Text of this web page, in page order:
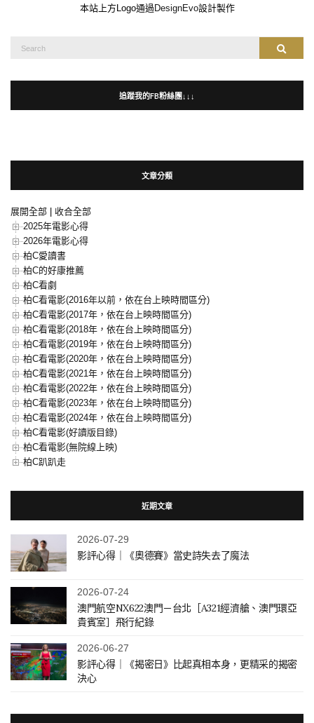
本站上方Logo通過 DesignEvo設計製作
Search
Search
追蹤我的FB粉絲團↓↓↓
文章分類
展開全部
收合全部
2025年電影心得
2026年電影心得
柏C愛讀書
柏C的好康推薦
柏C看劇
柏C看電影(2016年以前，依在台上映時間區分)
柏C看電影(2017年，依在台上映時間區分)
柏C看電影(2018年，依在台上映時間區分)
柏C看電影(2019年，依在台上映時間區分)
柏C看電影(2020年，依在台上映時間區分)
柏C看電影(2021年，依在台上映時間區分)
柏C看電影(2022年，依在台上映時間區分)
柏C看電影(2023年，依在台上映時間區分)
柏C看電影(2024年，依在台上映時間區分)
柏C看電影(好讀版目錄)
柏C看電影(無院線上映)
柏C趴趴走
近期文章
2026-07-29
影評心得｜《奧德賽》當史詩失去了魔法
2026-07-24
澳門航空NX622澳門－台北［A321經濟艙、澳門環亞
貴賓室］飛行紀錄
2026-06-27
影評心得｜《揭密日》比起真相本身，更精采的揭密
決心